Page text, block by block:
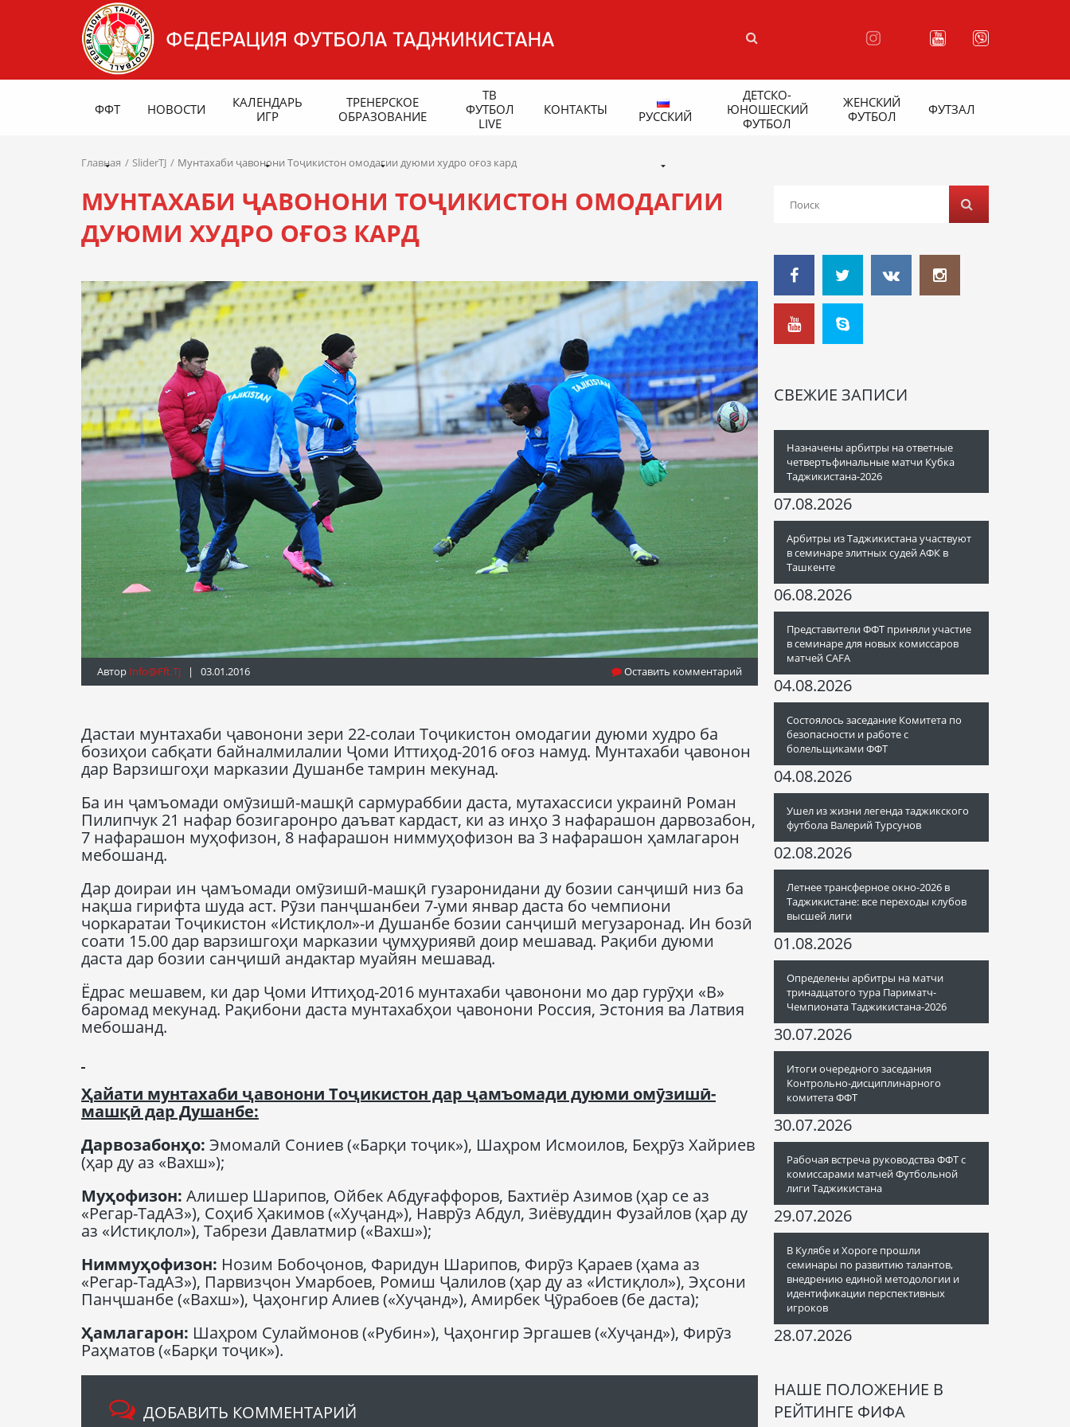
ФФТ НОВОСТИ
КАЛЕНДАРЬ
ИГР
ТРЕНЕРСКОЕ
ОБРАЗОВАНИЕ
ТВ
ФУТБОЛ
LIVE
КОНТАКТЫ РУССКИЙ
ДЕТСКО-
ЮНОШЕСКИЙ
ФУТБОЛ
ЖЕНСКИЙ
ФУТБОЛ
ФУТЗАЛ
Главная SliderTJ Мунтахаби ҷавонони Тоҷикистон омодагии дуюми худро оғоз кард
МУНТАХАБИ ҶАВОНОНИ ТОҶИКИСТОН ОМОДАГИИ
ДУЮМИ ХУДРО ОҒОЗ КАРД
Автор Info@fft.tj | 03.01.2016 Оставить комментарий
Дастаи мунтахаби ҷавонони зери 22-солаи Тоҷикистон омодагии дуюми худро ба
бозиҳои сабқати байналмилалии Ҷоми Иттиҳод-2016 оғоз намуд. Мунтахаби ҷавонон
дар Варзишгоҳи марказии Душанбе тамрин мекунад.
Ба ин ҷамъомади омӯзишӣ-машқӣ сармураббии даста, мутахассиси украинӣ Роман
Пилипчук 21 нафар бозигаронро даъват кардаст, ки аз инҳо 3 нафарашон дарвозабон,
7 нафарашон муҳофизон, 8 нафарашон ниммуҳофизон ва 3 нафарашон ҳамлагарон
мебошанд.
Дар доираи ин ҷамъомади омӯзишӣ-машқӣ гузаронидани ду бозии санҷишӣ низ ба
нақша гирифта шуда аст. Рӯзи панҷшанбеи 7-уми январ даста бо чемпиони
чоркаратаи Тоҷикистон «Истиқлол»-и Душанбе бозии санҷишӣ мегузаронад. Ин бозӣ
соати 15.00 дар варзишгоҳи марказии ҷумҳуриявӣ доир мешавад. Рақиби дуюми
даста дар бозии санҷишӣ андактар муайян мешавад.
Ёдрас мешавем, ки дар Ҷоми Иттиҳод-2016 мунтахаби ҷавонони мо дар гурӯҳи «В»
баромад мекунад. Рақибони даста мунтахабҳои ҷавонони Россия, Эстония ва Латвия
мебошанд.
Ҳайати мунтахаби ҷавонони Тоҷикистон дар ҷамъомади дуюми омӯзишӣ-
машқӣ дар Душанбе:
Дарвозабонҳо: Эмомалӣ Сониев («Барқи тоҷик»), Шаҳром Исмоилов, Беҳрӯз Хайриев
(ҳар ду аз «Вахш»);
Муҳофизон: Алишер Шарипов, Ойбек Абдуғаффоров, Бахтиёр Азимов (ҳар се аз
«Регар-ТадАЗ»), Соҳиб Ҳакимов («Хуҷанд»), Наврӯз Абдул, Зиёвуддин Фузайлов (ҳар ду
аз «Истиқлол»), Табрези Давлатмир («Вахш»);
Ниммуҳофизон: Нозим Бобоҷонов, Фаридун Шарипов, Фирӯз Қараев (ҳама аз
«Регар-ТадАЗ»), Парвизҷон Умарбоев, Ромиш Ҷалилов (ҳар ду аз «Истиқлол»), Эҳсони
Панҷшанбе («Вахш»), Ҷаҳонгир Алиев («Хуҷанд»), Амирбек Ҷӯрабоев (бе даста);
Ҳамлагарон: Шаҳром Сулаймонов («Рубин»), Ҷаҳонгир Эргашев («Хуҷанд»), Фирӯз
Раҳматов («Барқи тоҷик»).
ДОБАВИТЬ КОММЕНТАРИЙ
СВЕЖИЕ ЗАПИСИ
Назначены арбитры на ответные
четвертьфинальные матчи Кубка
Таджикистана-2026
07.08.2026
Арбитры из Таджикистана участвуют
в семинаре элитных судей АФК в
Ташкенте
06.08.2026
Представители ФФТ приняли участие
в семинаре для новых комиссаров
матчей CAFA
04.08.2026
Состоялось заседание Комитета по
безопасности и работе с
болельщиками ФФТ
04.08.2026
Ушел из жизни легенда таджикского
футбола Валерий Турсунов
02.08.2026
Летнее трансферное окно-2026 в
Таджикистане: все переходы клубов
высшей лиги
01.08.2026
Определены арбитры на матчи
тринадцатого тура Париматч-
Чемпионата Таджикистана-2026
30.07.2026
Итоги очередного заседания
Контрольно-дисциплинарного
комитета ФФТ
30.07.2026
Рабочая встреча руководства ФФТ с
комиссарами матчей Футбольной
лиги Таджикистана
29.07.2026
В Кулябе и Хороге прошли
семинары по развитию талантов,
внедрению единой методологии и
идентификации перспективных
игроков
28.07.2026
НАШЕ ПОЛОЖЕНИЕ В
РЕЙТИНГЕ ФИФА